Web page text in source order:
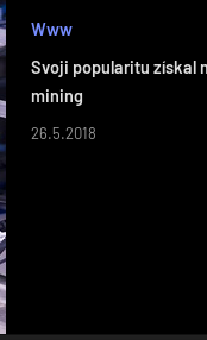
Www
Svoji popularitu získal
mining
26.5.2018